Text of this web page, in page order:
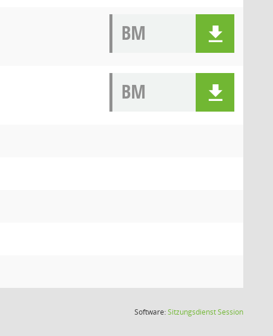
BM
BM
Software:SitzungsdienstSession(Wird in